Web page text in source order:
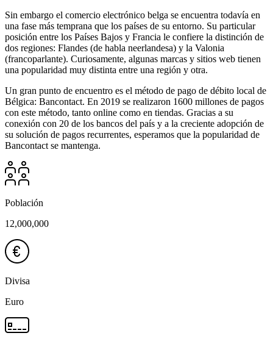
Sin embargo el comercio electrónico belga se encuentra todavía en
una fase más temprana que los países de su entorno. Su particular
posición entre los Países Bajos y Francia le confiere la distinción de
dos regiones: Flandes (de habla neerlandesa) y la Valonia
(francoparlante). Curiosamente, algunas marcas y sitios web tienen
una popularidad muy distinta entre una región y otra.
Un gran punto de encuentro es el método de pago de débito local de
Bélgica: Bancontact. En 2019 se realizaron 1600 millones de pagos
con este método, tanto online como en tiendas. Gracias a su
conexión con 20 de los bancos del país y a la creciente adopción de
su solución de pagos recurrentes, esperamos que la popularidad de
Bancontact se mantenga.
Población
12,000,000
Divisa
Euro